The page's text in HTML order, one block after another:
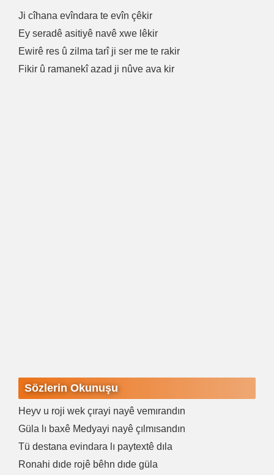
Ji cîhana evîndara te evîn çêkir
Ey seradê asitiyê navê xwe lêkir
Ewirê res û zilma tarî ji ser me te rakir
Fikir û ramanekî azad ji nûve ava kir
Sözlerin Okunuşu
Heyv u roji wek çırayi nayê vemırandın
Güla lı baxê Medyayi nayê çılmısandın
Tü destana evindara lı paytextê dıla
Ronahi dıde rojê bêhn dıde güla